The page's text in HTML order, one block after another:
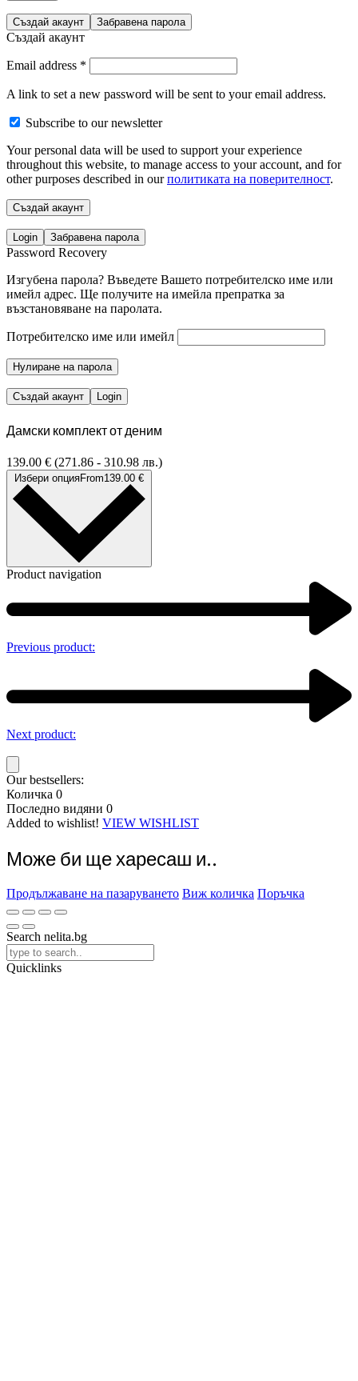
Създай акаунт Забравена парола
Създай акаунт
Email address *
A link to set a new password will be sent to your email address.
Subscribe to our newsletter
Your personal data will be used to support your experience
throughout this website, to manage access to your account, and for
other purposes described in ourполитиката на поверителност.
Създай акаунт
Login Забравена парола
Password Recovery
Изгубена парола? Въведете Вашето потребителско име или
имейл адрес. Ще получите на имейла препратка за
възстановяване на паролата.
Потребителско име или имейл
Нулиране на парола
Създай акаунт Login
Дамски комплект от деним
139.00 € (271.86 - 310.98 лв.)
Избери опцияFrom139.00 €
Product navigation
Previous product:
Next product:
Our bestsellers:
Количка 0
Последно видяни 0
Added to wishlist! VIEW WISHLIST
Може би ще харесаш и..
Продължаване на пазаруването Виж количка Поръчка
Search nelita.bg
Quicklinks